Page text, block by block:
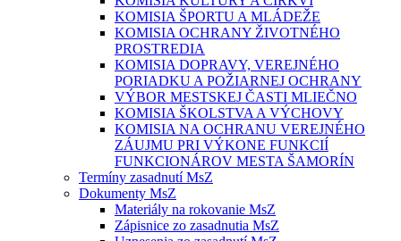
KOMISIA ŠPORTU A MLÁDEŽE
KOMISIA OCHRANY ŽIVOTNÉHO
PROSTREDIA
KOMISIA DOPRAVY, VEREJNÉHO
PORIADKU A POŽIARNEJ OCHRANY
VÝBOR MESTSKEJ ČASTI MLIEČNO
KOMISIA ŠKOLSTVA A VÝCHOVY
KOMISIA NA OCHRANU VEREJNÉHO
ZÁUJMU PRI VÝKONE FUNKCIÍ
FUNKCIONÁROV MESTA ŠAMORÍN
Termíny zasadnutí MsZ
Dokumenty MsZ
Materiály na rokovanie MsZ
Zápisnice zo zasadnutia MsZ